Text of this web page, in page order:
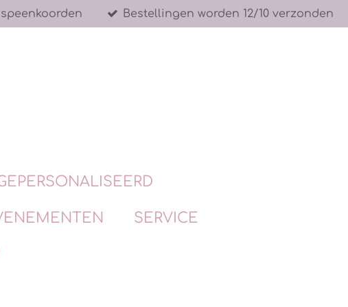
Bestellingen worden 12/10 verzonden
SERVICE